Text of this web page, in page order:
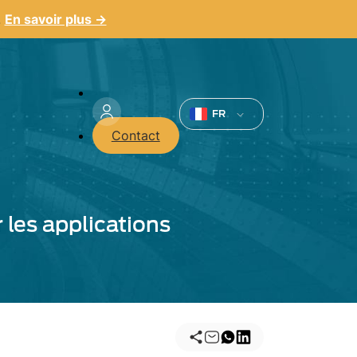
En savoir plus →
Menu
du
compte
de
l'utilisateur
Contact
FR
les applications